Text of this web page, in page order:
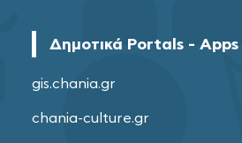
Δημοτικά Portals - Apps
gis.chania.gr
chania-culture.gr